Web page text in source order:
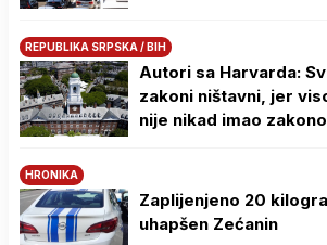
REPUBLIKA SRPSKA / BIH
Autori sa Harvarda:
zakoni ništavni, jer
nije nikad imao
HRONIKA
Zaplijenjeno 20
uhapšen Zećanin